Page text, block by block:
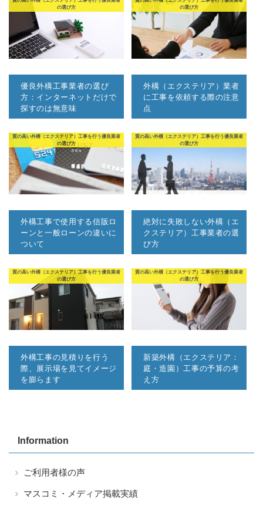
の選び方
優良外構工事業者の選び
方：インターネットだけで
探すのは無意味
の選び方
外構（エクステリア）業者
に工事を依頼する際の注意
点
質の高い外構（エクステリア）工事を行う優良業者
の選び方
外構工事で使用する信販ロ
ーンと一般ローンの違いに
ついて
質の高い外構（エクステリア）工事を行う優良業者
の選び方
絶対に失敗しない外構（エ
クステリア）工事業者の選
び方
質の高い外構（エクステリア）工事を行う優良業者
の選び方
外構工事の見積りを行う
際、展示場を見てイメージ
を膨らます
質の高い外構（エクステリア）工事を行う優良業者
の選び方
新築外構（エクステリア：
庭・造園）工事の予算の考
え方
Information
ご利用者様の声
マスコミ・メディア掲載実績